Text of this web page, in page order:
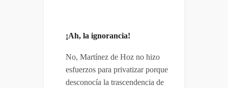
¡Ah, la ignorancia!
No, Martínez de Hoz no hizo
esfuerzos para privatizar porque
desconocía la trascendencia de